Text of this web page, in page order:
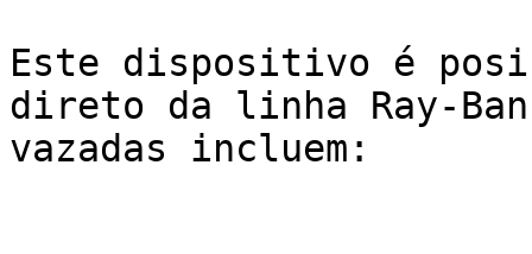
Este dispositivo é
direto da linha Ray-
vazadas incluem: